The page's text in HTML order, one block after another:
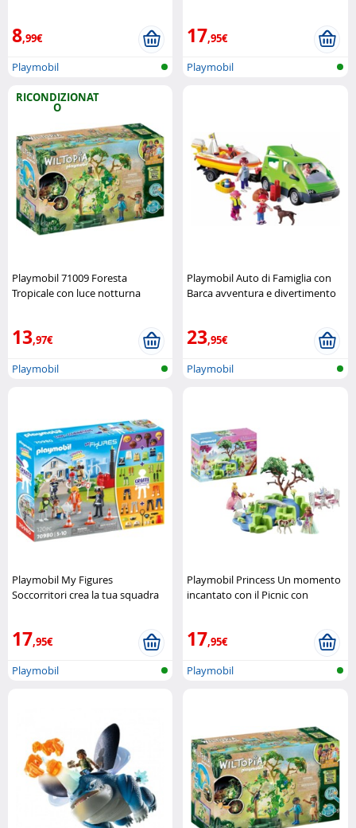
8,99€
Playmobil
17,95€
Playmobil
RICONDIZIONAT
O
Playmobil 71009 Foresta
Tropicale con luce notturna
13,97€
Playmobil
Playmobil Auto di Famiglia con
Barca avventura e divertimento
23,95€
Playmobil
Playmobil My Figures
Soccorritori crea la tua squadra
17,95€
Playmobil
Playmobil Princess Un momento
incantato con il Picnic con
17,95€
Playmobil